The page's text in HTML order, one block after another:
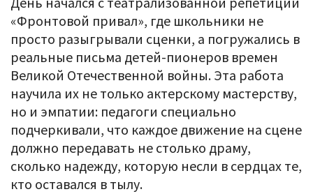
«Фронтовой привал», где школьники не
просто разыгрывали сценки, а погружались в
реальные письма детей-пионеров времен
Великой Отечественной войны. Эта работа
научила их не только актерскому мастерству,
но и эмпатии: педагоги специально
подчеркивали, что каждое движение на сцене
должно передавать не столько драму,
сколько надежду, которую несли в сердцах те,
кто оставался в тылу.